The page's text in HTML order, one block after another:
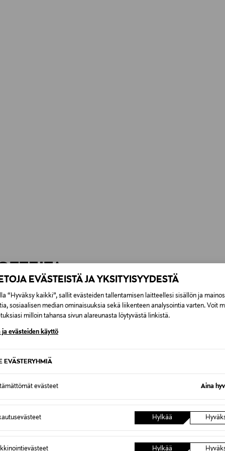
EVÄSTEISTÄ JA YKSITYISYYDESTÄ
“Hyväksy kaikki”, sallit evästeiden tallentamisen laitteellesi sisällön ja
sosiaalisen median ominaisuuksia sekä liikenteen analysointia varten. Voit
milloin tahansa sivun alareunasta löytyvästä linkistä.
ja evästeiden käyttö
EVÄSTERYHMIÄ
evästeet Aina
Hylkää
Hylkää
ONLINE EXCLUSIVE